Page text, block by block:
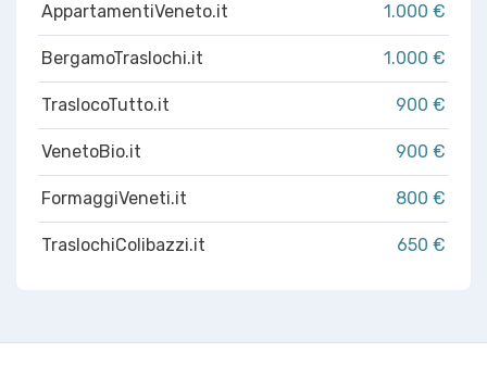
AppartamentiVeneto.it 1.000 €
BergamoTraslochi.it 1.000 €
TraslocoTutto.it 900 €
VenetoBio.it 900 €
FormaggiVeneti.it 800 €
TraslochiColibazzi.it 650 €